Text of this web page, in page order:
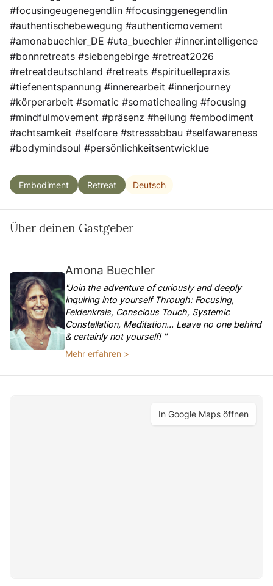
#focusingeugenegendlin #focusinggenegendlin
#authentischebewegung #authenticmovement
#amonabuechler_DE #uta_buechler #inner.intelligence
#bonnretreats #siebengebirge #retreat2026
#retreatdeutschland #retreats #spirituellepraxis
#tiefenentspannung #innerearbeit #innerjourney
#körperarbeit #somatic #somatichealing #focusing
#mindfulmovement #präsenz #heilung #embodiment
#achtsamkeit #selfcare #stressabbau #selfawareness
#bodymindsoul #persönlichkeitsentwicklue
Embodiment Retreat Deutsch
Über deinen Gastgeber
Amona Buechler
"Join the adventure of curiously and deeply
inquiring into yourself Through: Focusing,
Feldenkrais, Conscious Touch, Systemic
Constellation, Meditation... Leave no one behind
& certainly not yourself! "
Mehr erfahren >
In Google Maps öffnen